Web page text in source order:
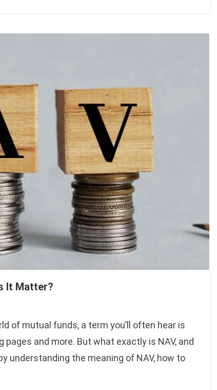
It Matter?
of mutual funds, a term you’ll often hear is
and more. But what exactly is NAV, and
understanding the meaning of NAV, how to